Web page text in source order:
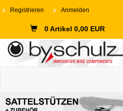
Registrieren Anmelden
0 Artikel 0,00 EUR